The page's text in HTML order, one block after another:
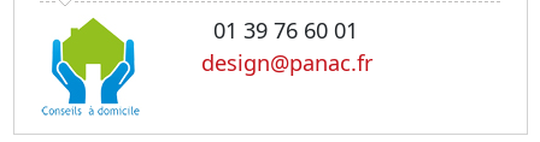
01 39 76 60 01
design@panac.fr